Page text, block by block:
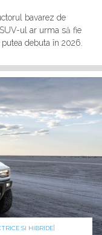
bavarez de
ul ar urma să fie
debuta în 2026.
SI HIBRIDE